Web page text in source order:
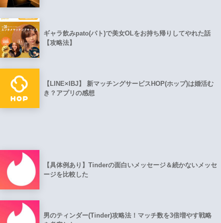
ギャラ飲みpato(パト)で美女OLをお持ち帰りしてやれた話
【攻略法】
【LINE×IBJ】 新マッチングサービスHOP(ホップ)は婚活む
き？アプリの感想
【具体例あり】Tinderの面白いメッセージ＆続かないメッセ
ージを比較した
男のティンダー(Tinder)攻略法！マッチ数を3倍増やす戦略